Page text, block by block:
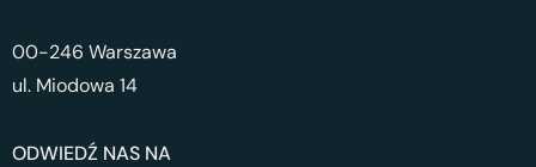
00-246 Warszawa
ul. Miodowa 14
ODWIEDŹ NAS NA